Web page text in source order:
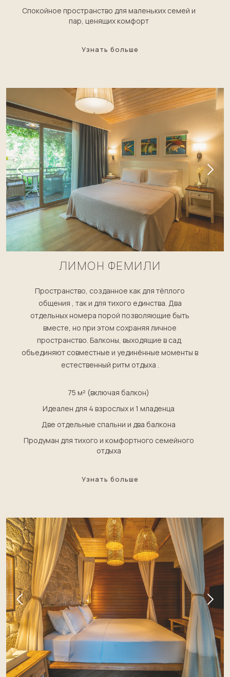
Спокойное пространство для маленьких семей и
пар, ценящих комфорт
Узнать больше
ЛИМОН ФЕМИЛИ
Пространство, созданное как для тёплого
общения , так и для тихого единства. Два
отдельных номера порой позволяющие быть
вместе, но при этом сохраняя личное
пространство. Балконы, выходящие в сад,
объединяют совместные и уединённые моменты в
естественный ритм отдыха .
75 м² (включая балкон)
Идеален для 4 взрослых и 1 младенца
Две отдельные спальни и два балкона
Продуман для тихого и комфортного семейного
отдыха
Узнать больше